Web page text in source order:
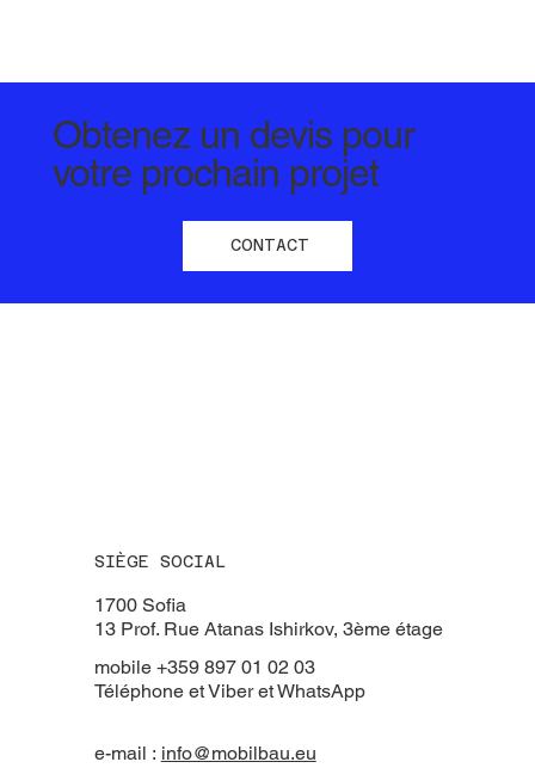
Obtenez un devis pour
votre prochain projet
CONTACT
SIÈGE SOCIAL
​1700 Sofia
13 Prof. Rue Atanas Ishirkov, 3ème étage
mobile +359 897 01 02 03
Téléphone et Viber et WhatsApp
e-mail : info@mobilbau.eu